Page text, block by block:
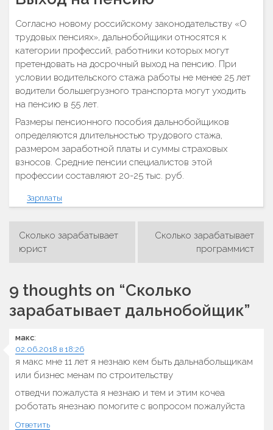
Согласно новому российскому законодательству «О
трудовых пенсиях», дальнобойщики относятся к
категории профессий, работники которых могут
претендовать на досрочный выход на пенсию. При
условии водительского стажа работы не менее 25 лет
водители большегрузного транспорта могут уходить
на пенсию в 55 лет.
Размеры пенсионного пособия дальнобойщиков
определяются длительностью трудового стажа,
размером заработной платы и суммы страховых
взносов. Средние пенсии специалистов этой
профессии составляют 20-25 тыс. руб.
Зарплаты
Навигация
записям
Сколько зарабатывает
юрист
Сколько зарабатывает
программист
9 thoughts on “Сколько
зарабатывает дальнобойщик”
макс:
02.06.2018 в 18:26
я макс мне 11 лет я незнаю кем быть дальнабольщикам
или бизнес менам по строительству
отведчи пожалуста я незнаю и тем и этим кочеа
роботать янезнаю помогите с вопросом пожалуйста
Ответить